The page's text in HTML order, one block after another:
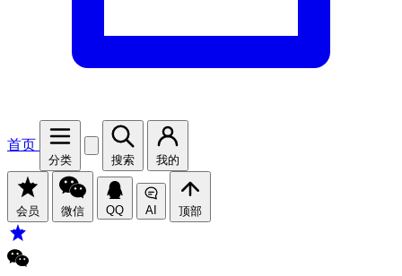
首页
分类 搜索 我的
会员 微信 QQ AI 顶部